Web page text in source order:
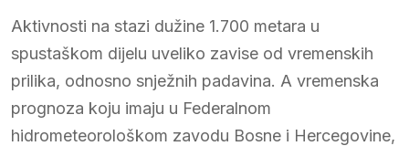
Aktivnosti na stazi dužine 1.700 metara u
spustaškom dijelu uveliko zavise od vremenskih
prilika, odnosno snježnih padavina. A vremenska
prognoza koju imaju u Federalnom
hidrometeorološkom zavodu Bosne i Hercegovine,